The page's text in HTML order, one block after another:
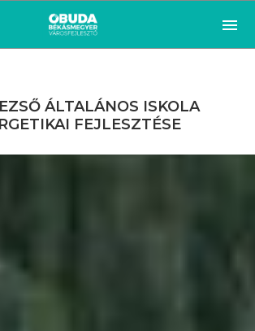
ÁLTALÁNOS ISKOLA
FEJLESZTÉSE